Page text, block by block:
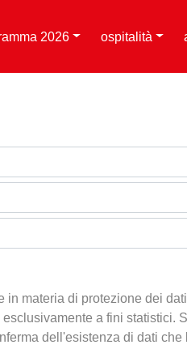
2026 ospitalità
materia di protezione dei
a fini statistici.
dell'esistenza di dati